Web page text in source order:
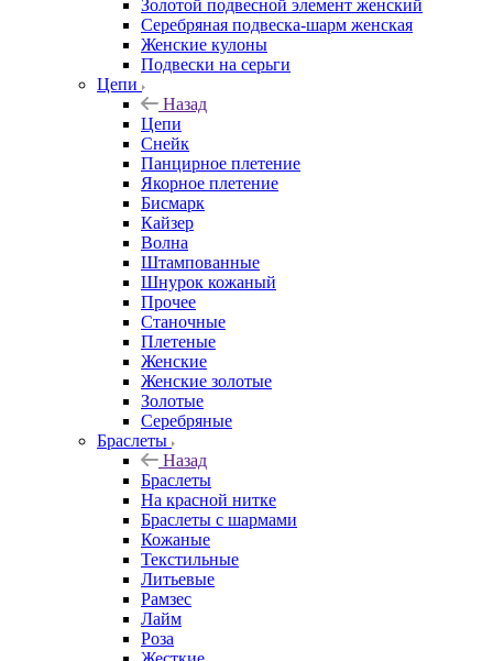
Золотой подвесной элемент женcкий
Серебряная подвеска-шарм женская
Женские кулоны
Подвески на серьги
Цепи
Назад
Цепи
Снейк
Панцирное плетение
Якорное плетение
Бисмарк
Кайзер
Волна
Штампованные
Шнурок кожаный
Прочее
Станочные
Плетеные
Женские
Женские золотые
Золотые
Серебряные
Браслеты
Назад
Браслеты
На красной нитке
Браслеты с шармами
Кожаные
Текстильные
Литьевые
Рамзес
Лайм
Роза